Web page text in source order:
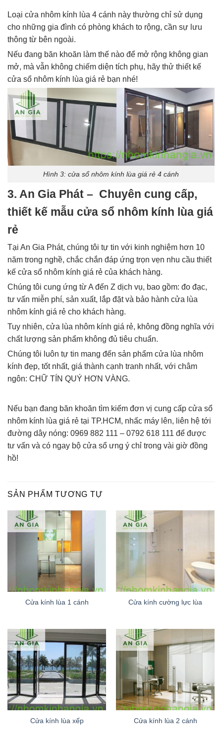
Loại cửa nhôm kính lùa 4 cánh này thường chỉ sử dụng
cho những gia đình có phòng khách to rộng, cần sự lưu
thông từ bên ngoài.
Nếu đang băn khoăn làm thế nào để mở rộng không gian
mở, mà vẫn không chiếm diện tích phụ, hãy thử thiết kế
cửa sổ nhôm kính lùa giá rẻ bạn nhé!
Hình 3: cửa sổ nhôm kính lùa giá rẻ 4 cánh
3. An Gia Phát – Chuyên cung cấp,
thiết kế mẫu cửa sổ nhôm kính lùa giá
rẻ
Tại An Gia Phát, chúng tôi tự tin với kinh nghiệm hơn 10
năm trong nghề, chắc chắn đáp ứng trọn vẹn nhu cầu thiết
kế cửa sổ nhôm kính giá rẻ của khách hàng.
Chúng tôi cung ứng từ A đến Z dịch vụ, bao gồm: đo đạc,
tư vấn miễn phí, sản xuất, lắp đặt và bảo hành cửa lùa
nhôm kính giá rẻ cho khách hàng.
Tuy nhiên, cửa lùa nhôm kính giá rẻ, không đồng nghĩa với
chất lượng sản phẩm không đủ tiêu chuẩn.
Chúng tôi luôn tự tin mang đến sản phẩm cửa lùa nhôm
kính đẹp, tốt nhất, giá thành cạnh tranh nhất, với châm
ngôn: CHỮ TÍN QUÝ HƠN VÀNG.
Nếu bạn đang băn khoăn tìm kiếm đơn vị cung cấp cửa sổ
nhôm kính lùa giá rẻ tại TP.HCM, nhấc máy lên, liên hệ tới
đường dây nóng: 0969 882 111 – 0792 618 111 để được
tư vấn và có ngay bộ cửa sổ ưng ý chỉ trong vài giờ đồng
hồ!
SẢN PHẨM TƯƠNG TỰ
Cửa kính lùa 1 cánh Cửa kính cường lực lùa
Cửa kính lùa xếp Cửa kính lùa 2 cánh